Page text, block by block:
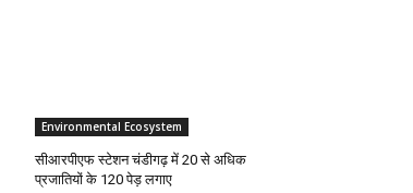
Environmental Ecosystem
सीआरपीएफ स्टेशन चंडीगढ़ में 20 से अधिक
प्रजातियों के 120 पेड़ लगाए